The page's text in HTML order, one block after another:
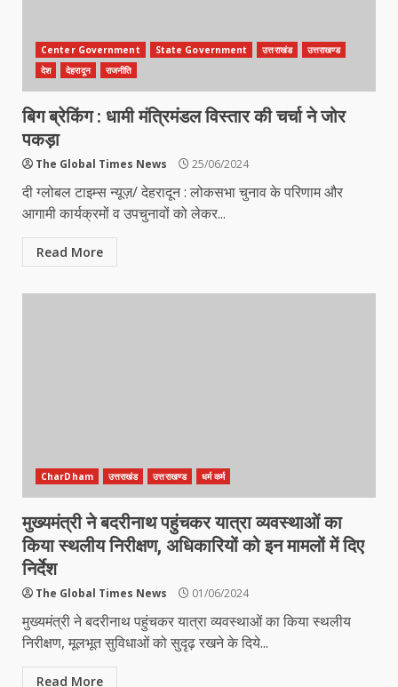
Center Government State Government उत्तराखंड
उत्तराखण्ड
देश
देहरादून राजनीति
बिग ब्रेकिंग : धामी मंत्रिमंडल विस्तार की चर्चा ने जोर
पकड़ा
The Global Times News 25/06/2024
दी ग्लोबल टाइम्स न्यूज़/ देहरादून : लोकसभा चुनाव के परिणाम और
आगामी कार्यक्रमों व उपचुनावों को लेकर...
Read More
CharDham उत्तराखंड उत्तराखण्ड धर्म कर्म
मुख्यमंत्री ने बदरीनाथ पहुंचकर यात्रा व्यवस्थाओं का
किया स्थलीय निरीक्षण, अधिकारियों को इन मामलों में दिए
निर्देश
The Global Times News 01/06/2024
मुख्यमंत्री ने बदरीनाथ पहुंचकर यात्रा व्यवस्थाओं का किया स्थलीय
निरीक्षण, मूलभूत सुविधाओं को सुदृढ़ रखने के दिये...
Read More